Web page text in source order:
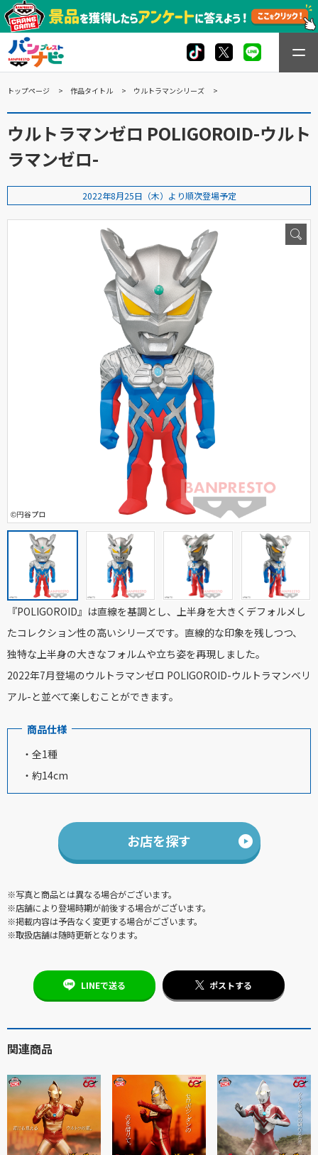
トップページ 作品タイトル ウルトラマンシリーズ
ウルトラマンゼロ POLIGOROID-ウルト
ラマンゼロ-
2022年8月25日（木）より順次登場予定
『POLIGOROID』は直線を基調とし、上半身を大きくデフォルメし
たコレクション性の高いシリーズです。直線的な印象を残しつつ、
独特な上半身の大きなフォルムや立ち姿を再現しました。
2022年7月登場のウルトラマンゼロ POLIGOROID-ウルトラマンベリ
アル-と並べて楽しむことができます。
商品仕様
・全1種
・約14cm
お店を探す
※写真と商品とは異なる場合がございます。
※店舗により登場時期が前後する場合がございます。
※掲載内容は予告なく変更する場合がございます。
※取扱店舗は随時更新となります。
LINEで送る ポストする
関連商品